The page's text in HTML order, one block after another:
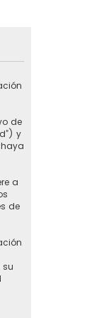
de
y
a
de
su